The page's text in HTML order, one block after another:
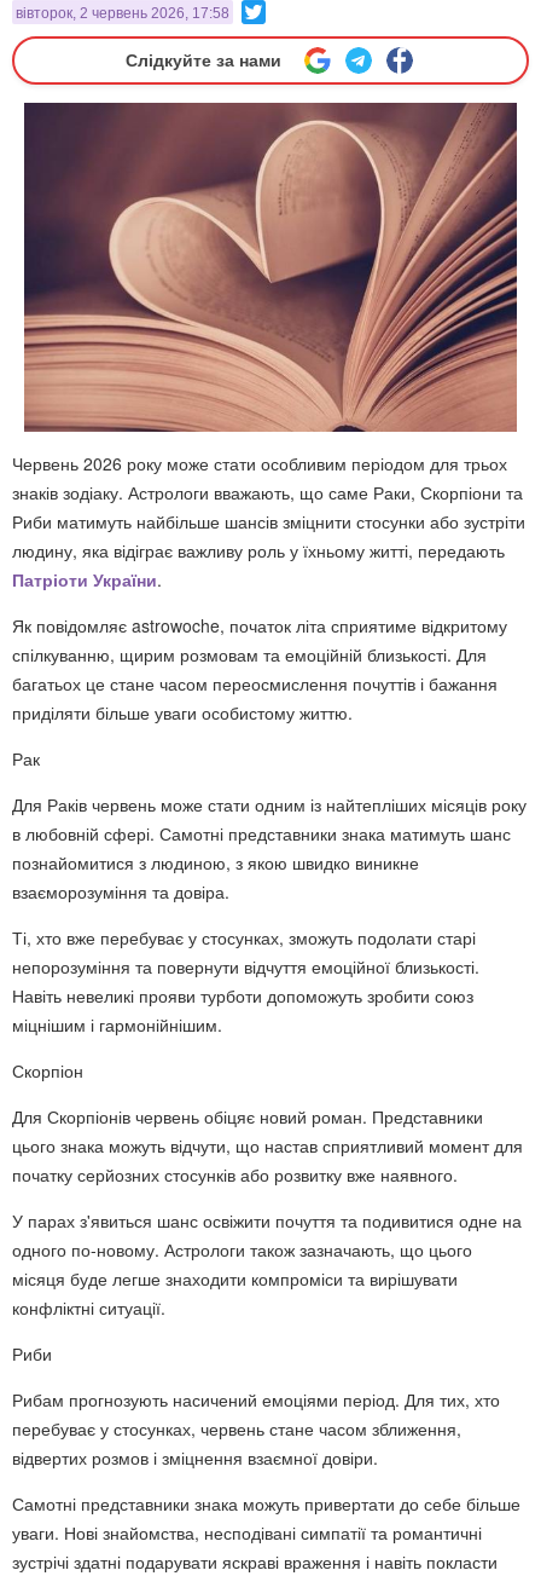
вівторок, 2 червень 2026, 17:58
Слідкуйте за нами
Червень 2026 року може стати особливим періодом для трьох
знаків зодіаку. Астрологи вважають, що саме Раки, Скорпіони та
Риби матимуть найбільше шансів зміцнити стосунки або зустріти
людину, яка відіграє важливу роль у їхньому житті, передають
Патріоти України.
Як повідомляє astrowoche, початок літа сприятиме відкритому
спілкуванню, щирим розмовам та емоційній близькості. Для
багатьох це стане часом переосмислення почуттів і бажання
приділяти більше уваги особистому життю.
Рак
Для Раків червень може стати одним із найтепліших місяців року
в любовній сфері. Самотні представники знака матимуть шанс
познайомитися з людиною, з якою швидко виникне
взаєморозуміння та довіра.
Ті, хто вже перебуває у стосунках, зможуть подолати старі
непорозуміння та повернути відчуття емоційної близькості.
Навіть невеликі прояви турботи допоможуть зробити союз
міцнішим і гармонійнішим.
Скорпіон
Для Скорпіонів червень обіцяє новий роман. Представники
цього знака можуть відчути, що настав сприятливий момент для
початку серйозних стосунків або розвитку вже наявного.
У парах з'явиться шанс освіжити почуття та подивитися одне на
одного по-новому. Астрологи також зазначають, що цього
місяця буде легше знаходити компроміси та вирішувати
конфліктні ситуації.
Риби
Рибам прогнозують насичений емоціями період. Для тих, хто
перебуває у стосунках, червень стане часом зближення,
відвертих розмов і зміцнення взаємної довіри.
Самотні представники знака можуть привертати до себе більше
уваги. Нові знайомства, несподівані симпатії та романтичні
зустрічі здатні подарувати яскраві враження і навіть покласти